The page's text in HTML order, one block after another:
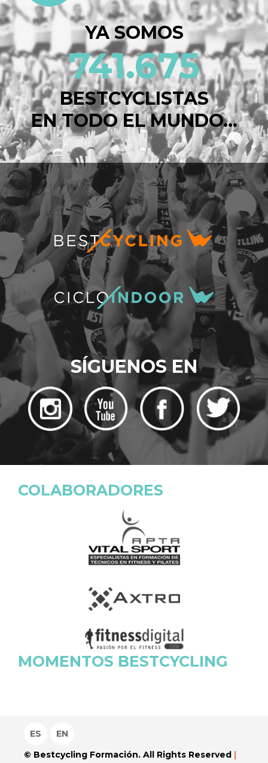
YA SOMOS
741.675
BESTCYCLISTAS
EN TODO EL MUNDO...
SÍGUENOS EN
COLABORADORES
MOMENTOS BESTCYCLING
ES
EN
© Bestcycling Formación. All Rights Reserved |